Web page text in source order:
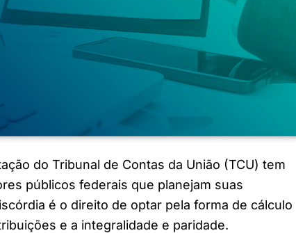
do Tribunal de Contas da União (TCU) tem
públicos federais que planejam suas
é o direito de optar pela forma de cálculo
e a integralidade e paridade.